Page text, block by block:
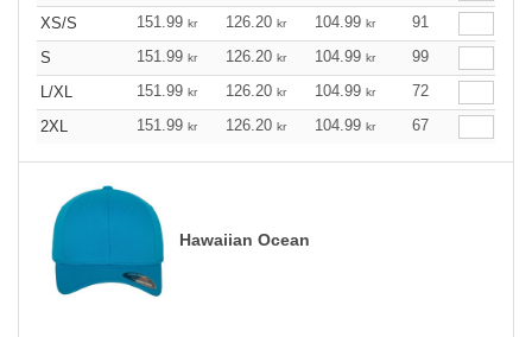
XS/S
151.99 kr 126.20 kr 104.99 kr
91
S
151.99 kr 126.20 kr 104.99 kr
99
L/XL
151.99 kr 126.20 kr 104.99 kr
72
2XL
151.99 kr 126.20 kr 104.99 kr 67
Hawaiian Ocean